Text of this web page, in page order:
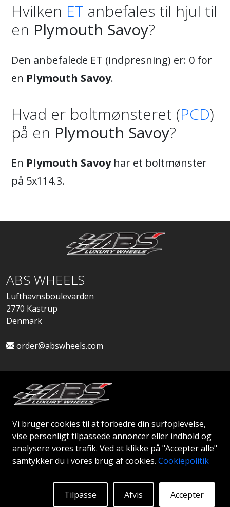
Vi bruger cookies til at forbedre din surfoplevelse,
vise personligt tilpassede annoncer eller indhold og
analysere vores trafik. Ved at klikke på "Accepter alle"
samtykker du i vores brug af cookies. Cookiepolitik
Accepter
Afvis
Tilpasse
Hvilken ET anbefales til hjul til
en Plymouth Savoy?
Den anbefalede ET (indpresning) er: 0 for
en Plymouth Savoy.
Hvad er boltmønsteret (PCD)
på en Plymouth Savoy?
En Plymouth Savoyhar et boltmønster
på 5x114.3.
ABS WHEELS
Lufthavnsboulevarden
2770 Kastrup
Denmark
order@abswheels.com
Ansøg om Firmakonto